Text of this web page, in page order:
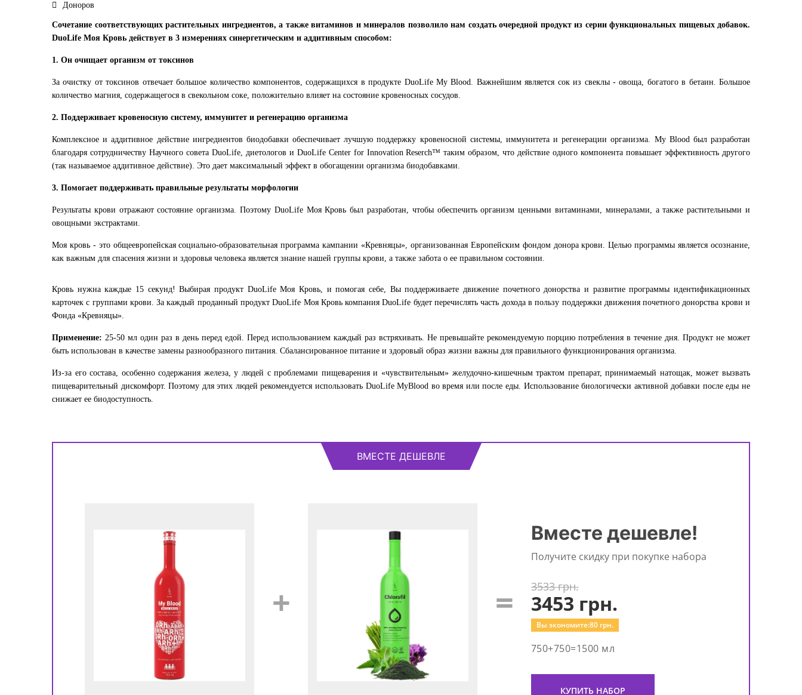
Доноров
Сочетание соответствующих растительных ингредиентов, а также витаминов и минералов позволило нам создать очередной продукт из серии функциональных пищевых добавок.
DuoLife Моя Кровь действует в 3 измерениях синергетическим и аддитивным способом:
1. Он очищает организм от токсинов
За очистку от токсинов отвечает большое количество компонентов, содержащихся в продукте DuoLife My Blood. Важнейшим является сок из свеклы - овоща, богатого в бетаин. Большое
количество магния, содержащегося в свекольном соке, положительно влияет на состояние кровеносных сосудов.
2. Поддерживает кровеносную систему, иммунитет и регенерацию организма
Комплексное и аддитивное действие ингредиентов биодобавки обеспечивает лучшую поддержку кровеносной системы, иммунитета и регенерации организма. My Blood был разработан
благодаря сотрудничеству Научного совета DuoLife, диетологов и DuoLife Center for Innovation Reserch™ таким образом, что действие одного компонента повышает эффективность другого
(так называемое аддитивное действие). Это дает максимальный эффект в обогащении организма биодобавками.
3. Помогает поддерживать правильные результаты морфологии
Результаты крови отражают состояние организма. Поэтому DuoLife Моя Кровь был разработан, чтобы обеспечить организм ценными витаминами, минералами, а также растительными и
овощными экстрактами.
Моя кровь - это общеевропейская социально-образовательная программа кампании «Кревняцы», организованная Европейским фондом донора крови. Целью программы является осознание,
как важным для спасения жизни и здоровья человека является знание нашей группы крови, а также забота о ее правильном состоянии.
Кровь нужна каждые 15 секунд! Выбирая продукт DuoLife Моя Кровь, и помогая себе, Вы поддерживаете движение почетного донорства и развитие программы идентификационных
карточек с группами крови. За каждый проданный продукт DuoLife Моя Кровь компания DuoLife будет перечислять часть дохода в пользу поддержки движения почетного донорства крови и
Фонда «Кревняцы».
Применение: 25-50 мл один раз в день перед едой. Перед использованием каждый раз встряхивать. Не превышайте рекомендуемую порцию потребления в течение дня. Продукт не может
быть использован в качестве замены разнообразного питания. Сбалансированное питание и здоровый образ жизни важны для правильного функционирования организма.
Из-за его состава, особенно содержания железа, у людей с проблемами пищеварения и «чувствительным» желудочно-кишечным трактом препарат, принимаемый натощак, может вызвать
пищеварительный дискомфорт. Поэтому для этих людей рекомендуется использовать DuoLife MyBlood во время или после еды. Использование биологически активной добавки после еды не
снижает ее биодоступность.
ВМЕСТЕ ДЕШЕВЛЕ
+ =
Вместе дешевле!
Получите скидку при покупке набора
3533 грн.
3453 грн.
Вы экономите:80 грн.
750+750=1500 мл
КУПИТЬ НАБОР